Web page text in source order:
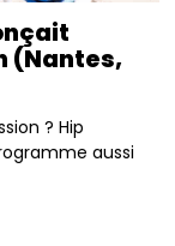
(Nantes,
? Hip
aussi